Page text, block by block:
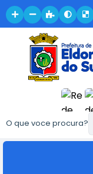
O que voce procura?